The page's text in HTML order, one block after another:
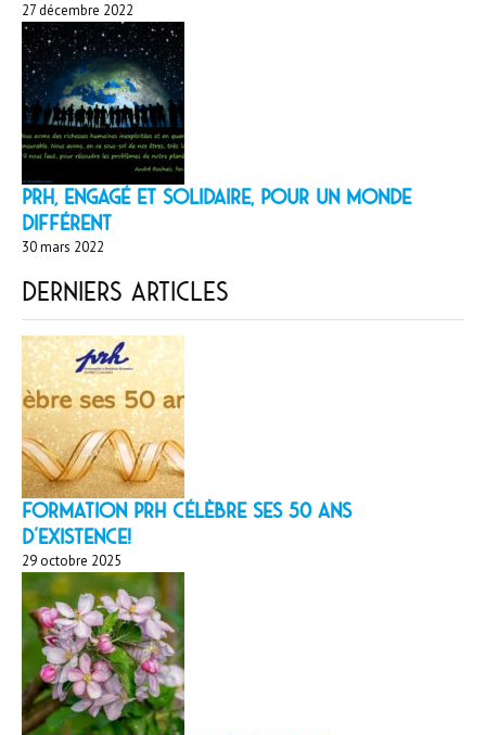
27 décembre 2022
PRH, engagé et solidaire, pour un monde
différent
30 mars 2022
Derniers articles
Formation PRH célèbre ses 50 ans
d’existence!
29 octobre 2025